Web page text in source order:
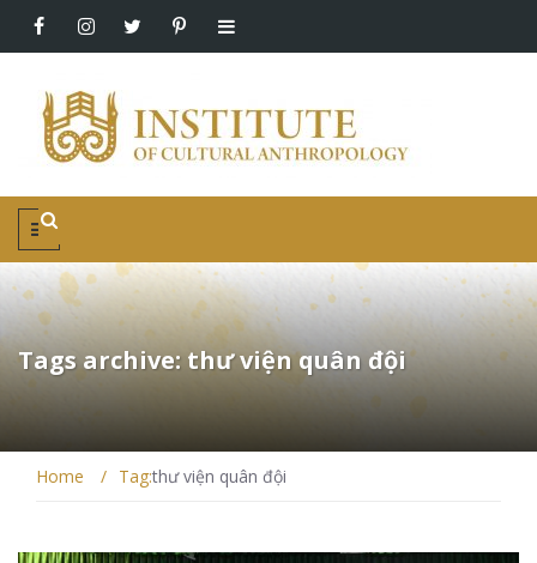
Tags archive: thư viện quân đội
Home / Tag:thư viện quân đội